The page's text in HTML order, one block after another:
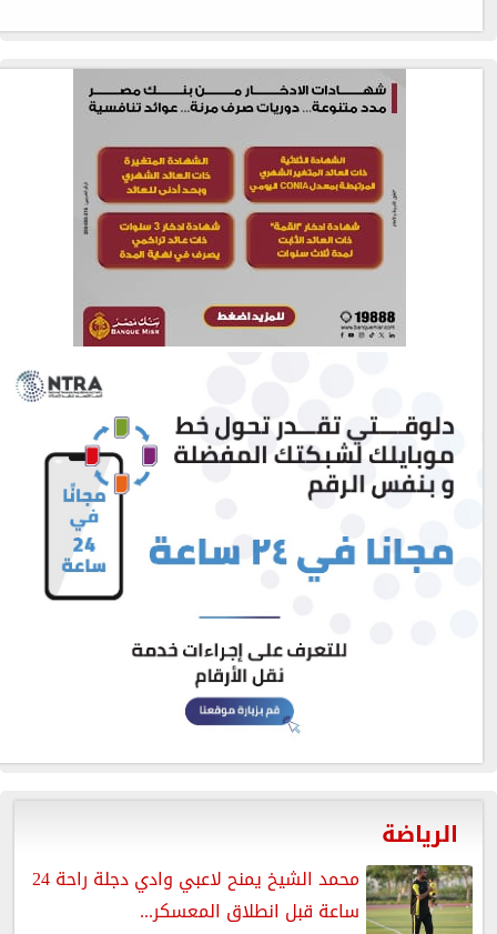
الرياضة
محمد الشيخ يمنح لاعبي وادي دجلة راحة 24
ساعة قبل انطلاق المعسكر...